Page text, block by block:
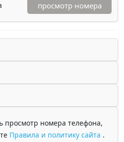
просмотр номера
просмотр номера телефона,
Правила и политику сайта .